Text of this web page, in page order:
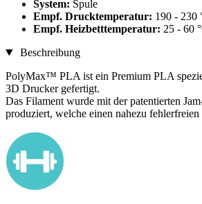
System: Spule
Empf. Drucktemperatur: 190 - 230
Empf. Heizbetttemperatur: 25 - 60
Beschreibung
PolyMax™ PLA ist ein Premium PLA
3D Drucker gefertigt.
Das Filament wurde mit der patentierten
produziert, welche einen nahezu